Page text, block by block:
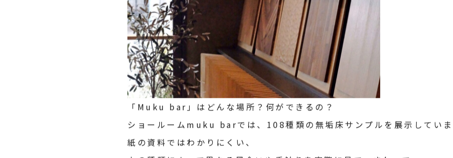
「Muku bar」はどんな場所？何ができるの？
ショールームmuku barでは、108種類の無垢床サンプルを展示してい
紙の資料ではわかりにくい、